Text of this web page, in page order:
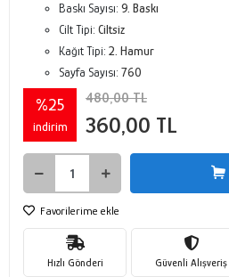
Baskı Sayısı: 9. Baskı
Cilt Tipi: Ciltsiz
Kağıt Tipi: 2. Hamur
Sayfa Sayısı: 760
%25
indirim
480,00 TL
360,00 TL
Favorilerime ekle
Hızlı Gönderi Güvenli Alışveriş